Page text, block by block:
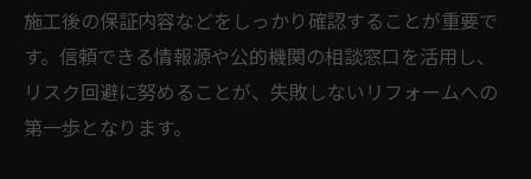
施工後の保証内容などをしっかり確認することが重要で
す。信頼できる情報源や公的機関の相談窓口を活用し、
リスク回避に努めることが、失敗しないリフォームへの
第一歩となります。